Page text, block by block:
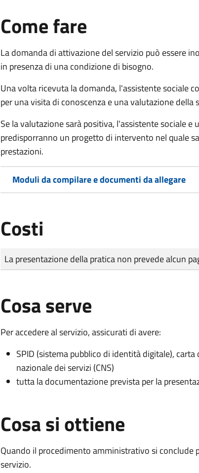
Come fare
La domanda di attivazione del servizio può essere
in presenza di una condizione di bisogno.
Una volta ricevuta la domanda, l'assistente sociale
per una visita di conoscenza e una valutazione della
Se la valutazione sarà positiva, l'assistente sociale e
predisporranno un progetto di intervento nel quale
prestazioni.
Moduli da compilare e documenti da allegare
Costi
Tipo di pagamento
Importo
La presentazione della pratica non prevede alcun
Cosa serve
Per accedere al servizio, assicurati di avere:
SPID (sistema pubblico di identità digitale),
nazionale dei servizi (CNS)
tutta la documentazione prevista per la
Cosa si ottiene
Quando il procedimento amministrativo si conclude
servizio.